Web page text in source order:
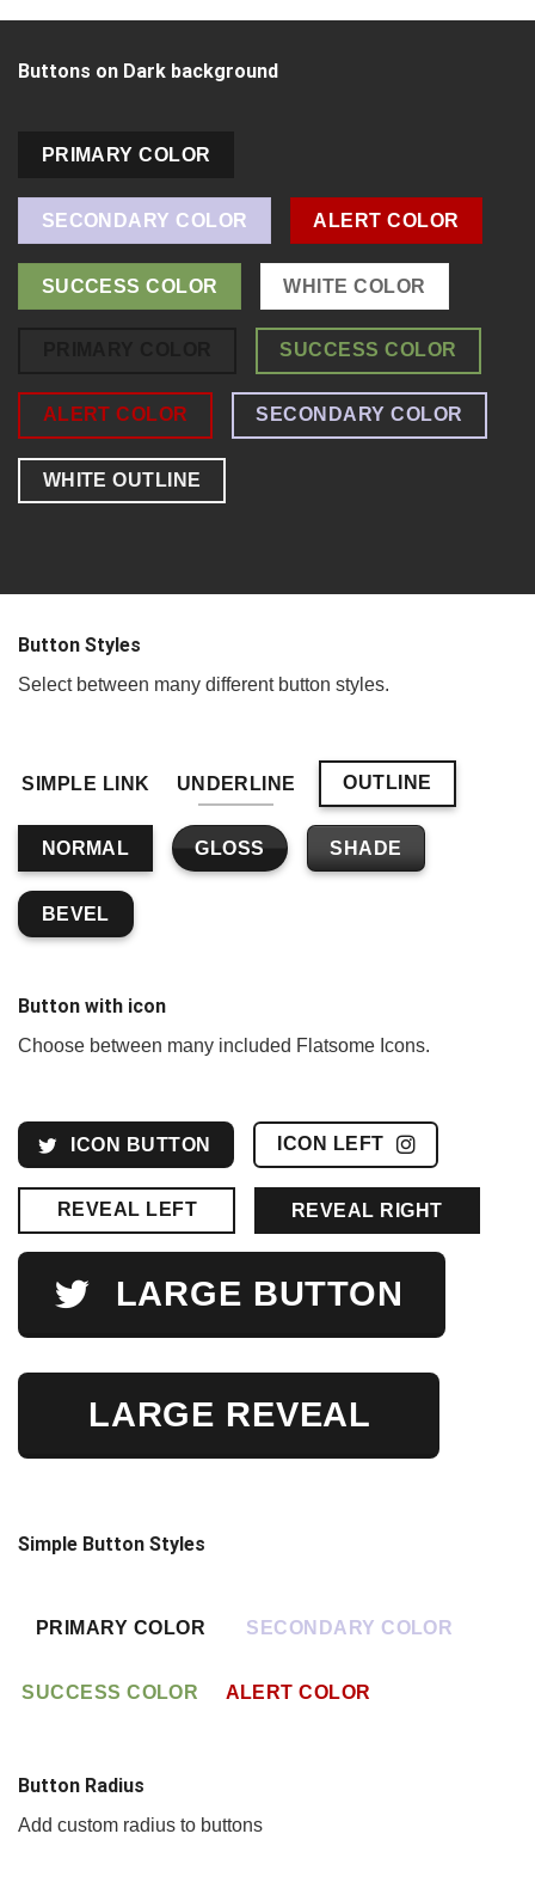
Buttons on Dark background
PRIMARY COLOR
SECONDARY COLOR ALERT COLOR
SUCCESS COLOR WHITE COLOR
SUCCESS COLOR
ALERT COLOR SECONDARY COLOR
WHITE OUTLINE
Button Styles
Select between many different button styles.
SIMPLE LINK UNDERLINE OUTLINE
NORMAL GLOSS SHADE
BEVEL
Button with icon
Choose between many included Flatsome Icons.
ICON BUTTON ICON LEFT
REVEAL LEFT REVEAL RIGHT
LARGE BUTTON
LARGE REVEAL
Simple Button Styles
PRIMARY COLOR SECONDARY COLOR
SUCCESS COLOR ALERT COLOR
Button Radius
Add custom radius to buttons